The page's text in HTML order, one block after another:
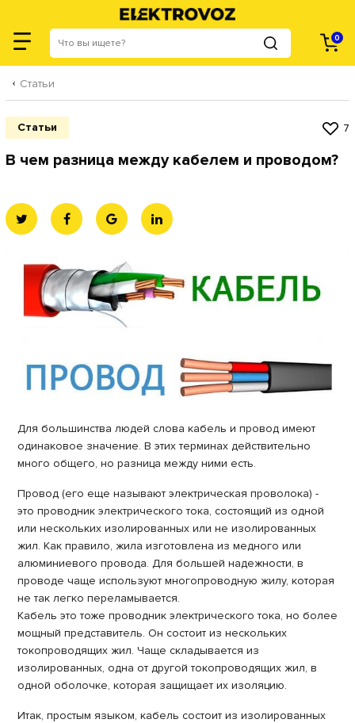
0
Статьи
Статьи 7
В чем разница между кабелем и проводом?
Категории
Для большинства людей слова кабель и провод имеют
одинаковое значение. В этих терминах действительно
много общего, но разница между ними есть.
Провод (его еще называют электрическая проволока) -
это проводник электрического тока, состоящий из одной
или нескольких изолированных или не изолированных
жил. Как правило, жила изготовлена ​​из медного или
алюминиевого провода. Для большей надежности, в
проводе чаще используют многопроводную жилу, которая
не так легко переламывается.
Кабель это тоже проводник электрического тока, но более
мощный представитель. Он состоит из нескольких
токопроводящих жил. Чаще складывается из
изолированных, одна от другой токопроводящих жил, в
одной оболочке, которая защищает их изоляцию.
Итак, простым языком, кабель состоит из изолированных